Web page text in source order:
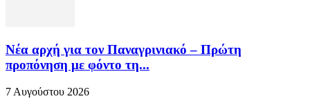
Νέα αρχή για τον Παναγρινιακό – Πρώτη
προπόνηση με φόντο τη...
7 Αυγούστου 2026